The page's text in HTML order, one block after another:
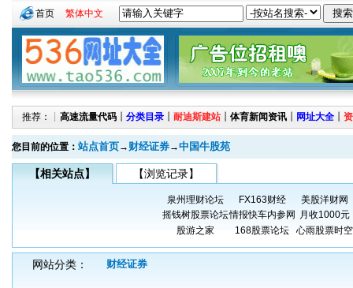
首页 繁体中文
推荐：┊ 高速流量代码 ┊ 分类目录 ┊ 耐迪斯建站 ┊ 体育新闻资讯 ┊ 网址大全 ┊
您目前的位置： 站点首页→ 财经证券→中国牛股苑
【相关站点】 【浏览记录】
泉州理财论坛 FX163财经
美股洋财网
摇钱树股票论坛情报快车内参网
月收1000元
股游之家
168股票论坛 心雨股票时空
网站分类： 财经证券